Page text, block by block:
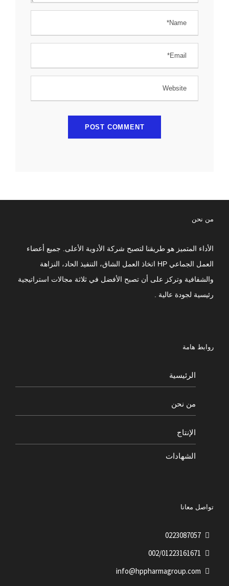
من نحن
الأداء المتميز هو طريقنا لتصبح شركة الأدوية الأعلى. جميع أعضاء
العمل الجماعي HP اتخاذ العمل الشاق، التنفيذ الحاد، النزاهة
والشفافية وتركز على أن تصبح الأفضل في ثلاثة مجالات استراتيجية
رئيسية لجودة عالية .
روابط هامة
الرئيسية
من نحن
الإنتاج
الشهادات
تواصل معانا
0223087057
002/01223161671
info@hppharmagroup.com